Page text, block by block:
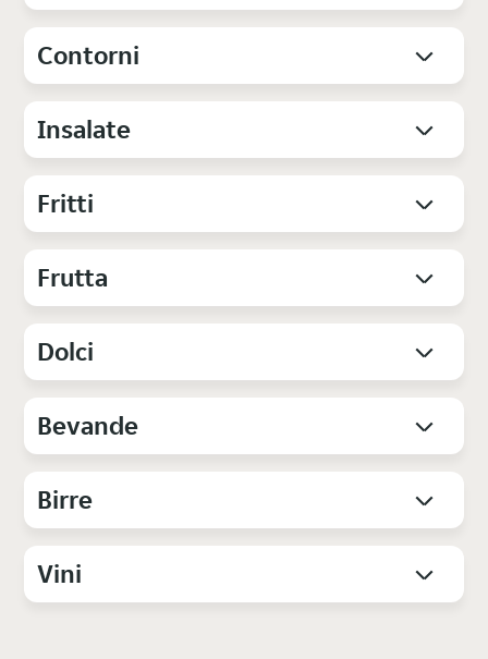
Contorni
Insalate
Fritti
Frutta
Dolci
Bevande
Birre
Vini